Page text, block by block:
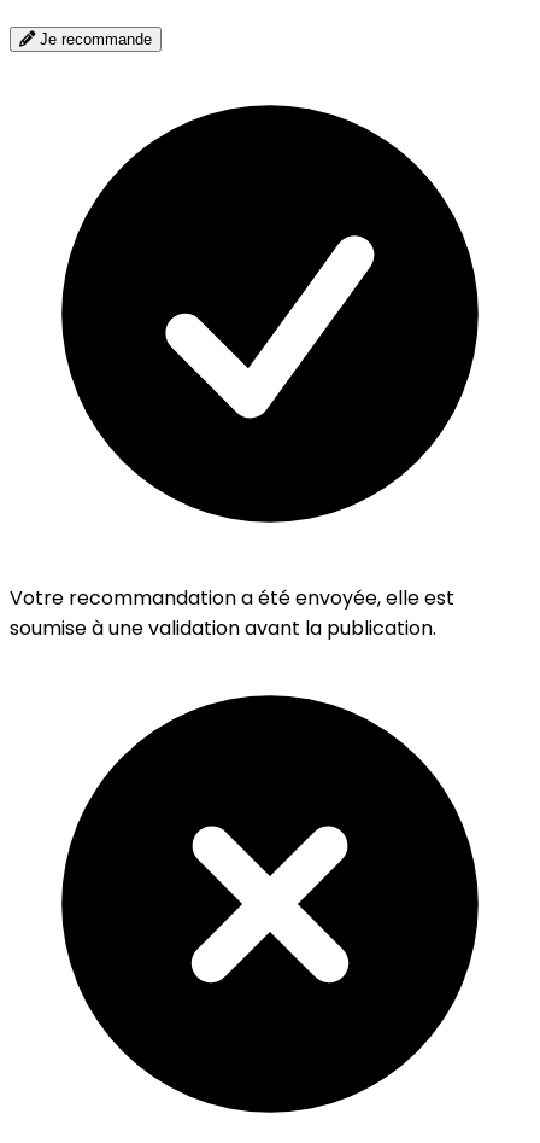
Je recommande
Votre recommandation a été envoyée, elle est
soumise à une validation avant la publication.